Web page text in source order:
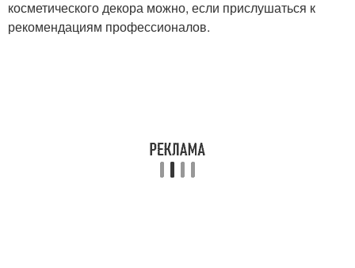
Карандаш по нижнему
веку
Карандаш на нижнем
косметического декора можно, если прислушаться к
рекомендациям профессионалов.